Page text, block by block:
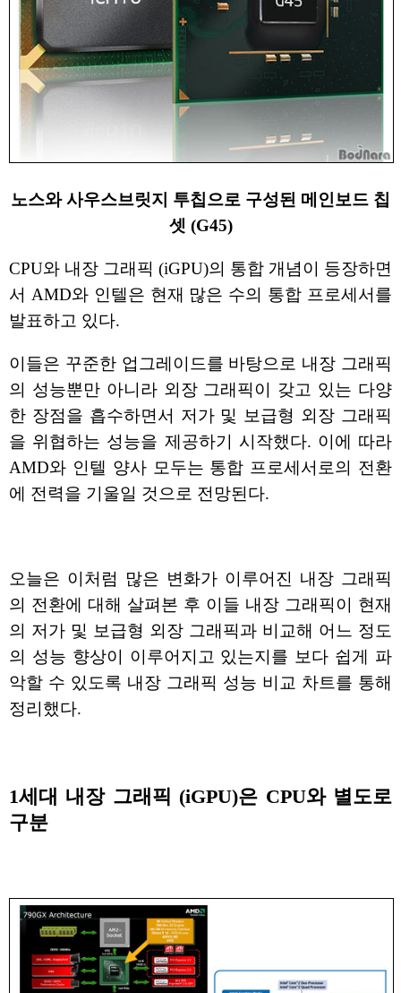
노스와 사우스브릿지 투칩으로 구성된 메인보드 칩
셋 (G45)
CPU와 내장 그래픽 (iGPU)의 통합 개념이 등장하면
서 AMD와 인텔은 현재 많은 수의 통합 프로세서를
발표하고 있다.
이들은 꾸준한 업그레이드를 바탕으로 내장 그래픽
의 성능뿐만 아니라 외장 그래픽이 갖고 있는 다양
한 장점을 흡수하면서 저가 및 보급형 외장 그래픽
을 위협하는 성능을 제공하기 시작했다. 이에 따라
AMD와 인텔 양사 모두는 통합 프로세서로의 전환
에 전력을 기울일 것으로 전망된다.
오늘은 이처럼 많은 변화가 이루어진 내장 그래픽
의 전환에 대해 살펴본 후 이들 내장 그래픽이 현재
의 저가 및 보급형 외장 그래픽과 비교해 어느 정도
의 성능 향상이 이루어지고 있는지를 보다 쉽게 파
악할 수 있도록 내장 그래픽 성능 비교 차트를 통해
정리했다.
1세대 내장 그래픽 (iGPU)은 CPU와 별도로
구분